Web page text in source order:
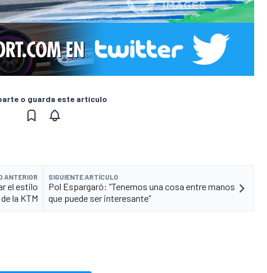
o guarda este artículo
ANTERIOR
el estilo
la KTM
SIGUIENTE ARTÍCULO
Pol Espargaró: “Tenemos una cosa entre manos
que puede ser interesante”